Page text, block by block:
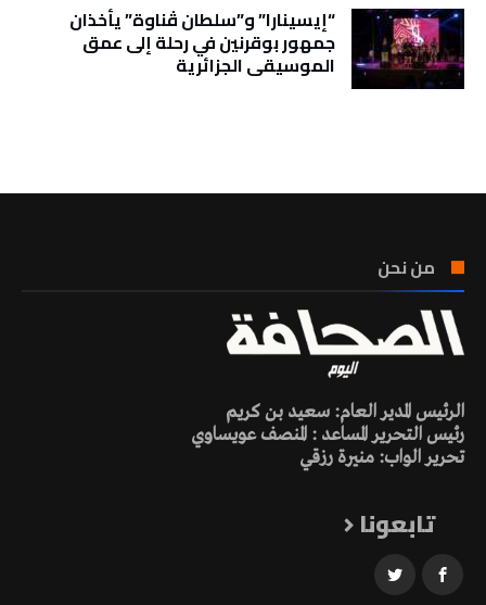
“إيسينارا” و”سلطان ڤناوة” يأخذان
جمهور بوقرنين في رحلة إلى عمق
الموسيقى الجزائرية
من نحن
الرئيس المدير العام: سعيد بن كريم
رئيس التحرير المساعد : المنصف عويساوي
تحرير الواب: منيرة رزقي
تابعونا